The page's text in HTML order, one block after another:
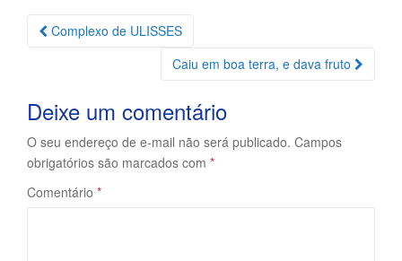
Navegação
Complexo de ULISSES
Caiu em boa terra, e dava fruto
Deixe um comentário
O seu endereço de e-mail não será publicado. Campos
obrigatórios são marcados com *
Comentário *